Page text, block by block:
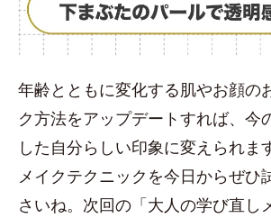
年齢とともに変化する肌やお顔の
ク方法をアップデートすれば、今
した自分らしい印象に変えられま
メイクテクニックを今日からぜひ
さいね。次回の「大人の学び直し